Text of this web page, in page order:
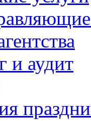
и аудит